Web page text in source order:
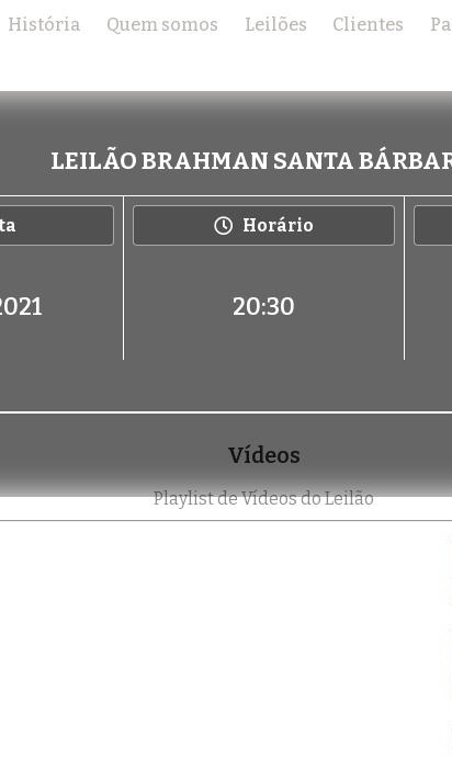
História Quem somos Leilões Clientes
LEILÃO BRAHMAN SANTA
Horário
20:30
Vídeos
Playlist de Vídeos do Leilão